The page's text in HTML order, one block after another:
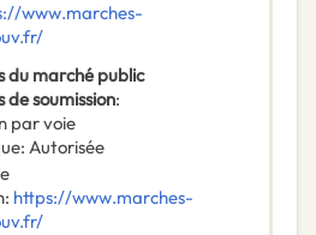
www.marches-
du marché public
de soumission:
par voie
: Autorisée
: https://www.marches-